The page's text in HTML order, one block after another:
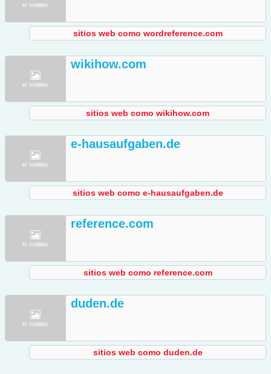
sitios web como wordreference.com
wikihow.com
sitios web como wikihow.com
e-hausaufgaben.de
sitios web como e-hausaufgaben.de
reference.com
sitios web como reference.com
duden.de
sitios web como duden.de